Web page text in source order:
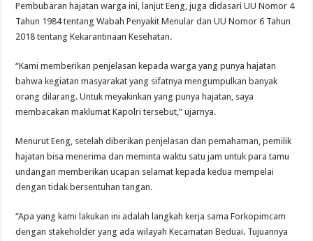
Pembubaran hajatan warga ini, lanjut Eeng, juga didasari UU Nomor 4
Tahun 1984 tentang Wabah Penyakit Menular dan UU Nomor 6 Tahun
2018 tentang Kekarantinaan Kesehatan.
“Kami memberikan penjelasan kepada warga yang punya hajatan
bahwa kegiatan masyarakat yang sifatnya mengumpulkan banyak
orang dilarang. Untuk meyakinkan yang punya hajatan, saya
membacakan maklumat Kapolri tersebut,” ujarnya.
Menurut Eeng, setelah diberikan penjelasan dan pemahaman, pemilik
hajatan bisa menerima dan meminta waktu satu jam untuk para tamu
undangan memberikan ucapan selamat kepada kedua mempelai
dengan tidak bersentuhan tangan.
“Apa yang kami lakukan ini adalah langkah kerja sama Forkopimcam
dengan stakeholder yang ada wilayah Kecamatan Beduai. Tujuannya